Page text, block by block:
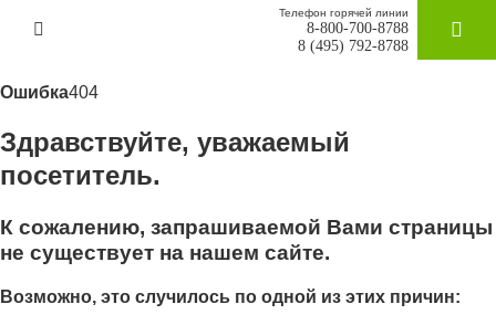
Телефон горячей линии
8-800-700-8788
8 (495) 792-8788
Ошибка404
Здравствуйте, уважаемый
посетитель.
К сожалению, запрашиваемой Вами страницы
не существует на нашем сайте.
Возможно, это случилось по одной из этих причин: